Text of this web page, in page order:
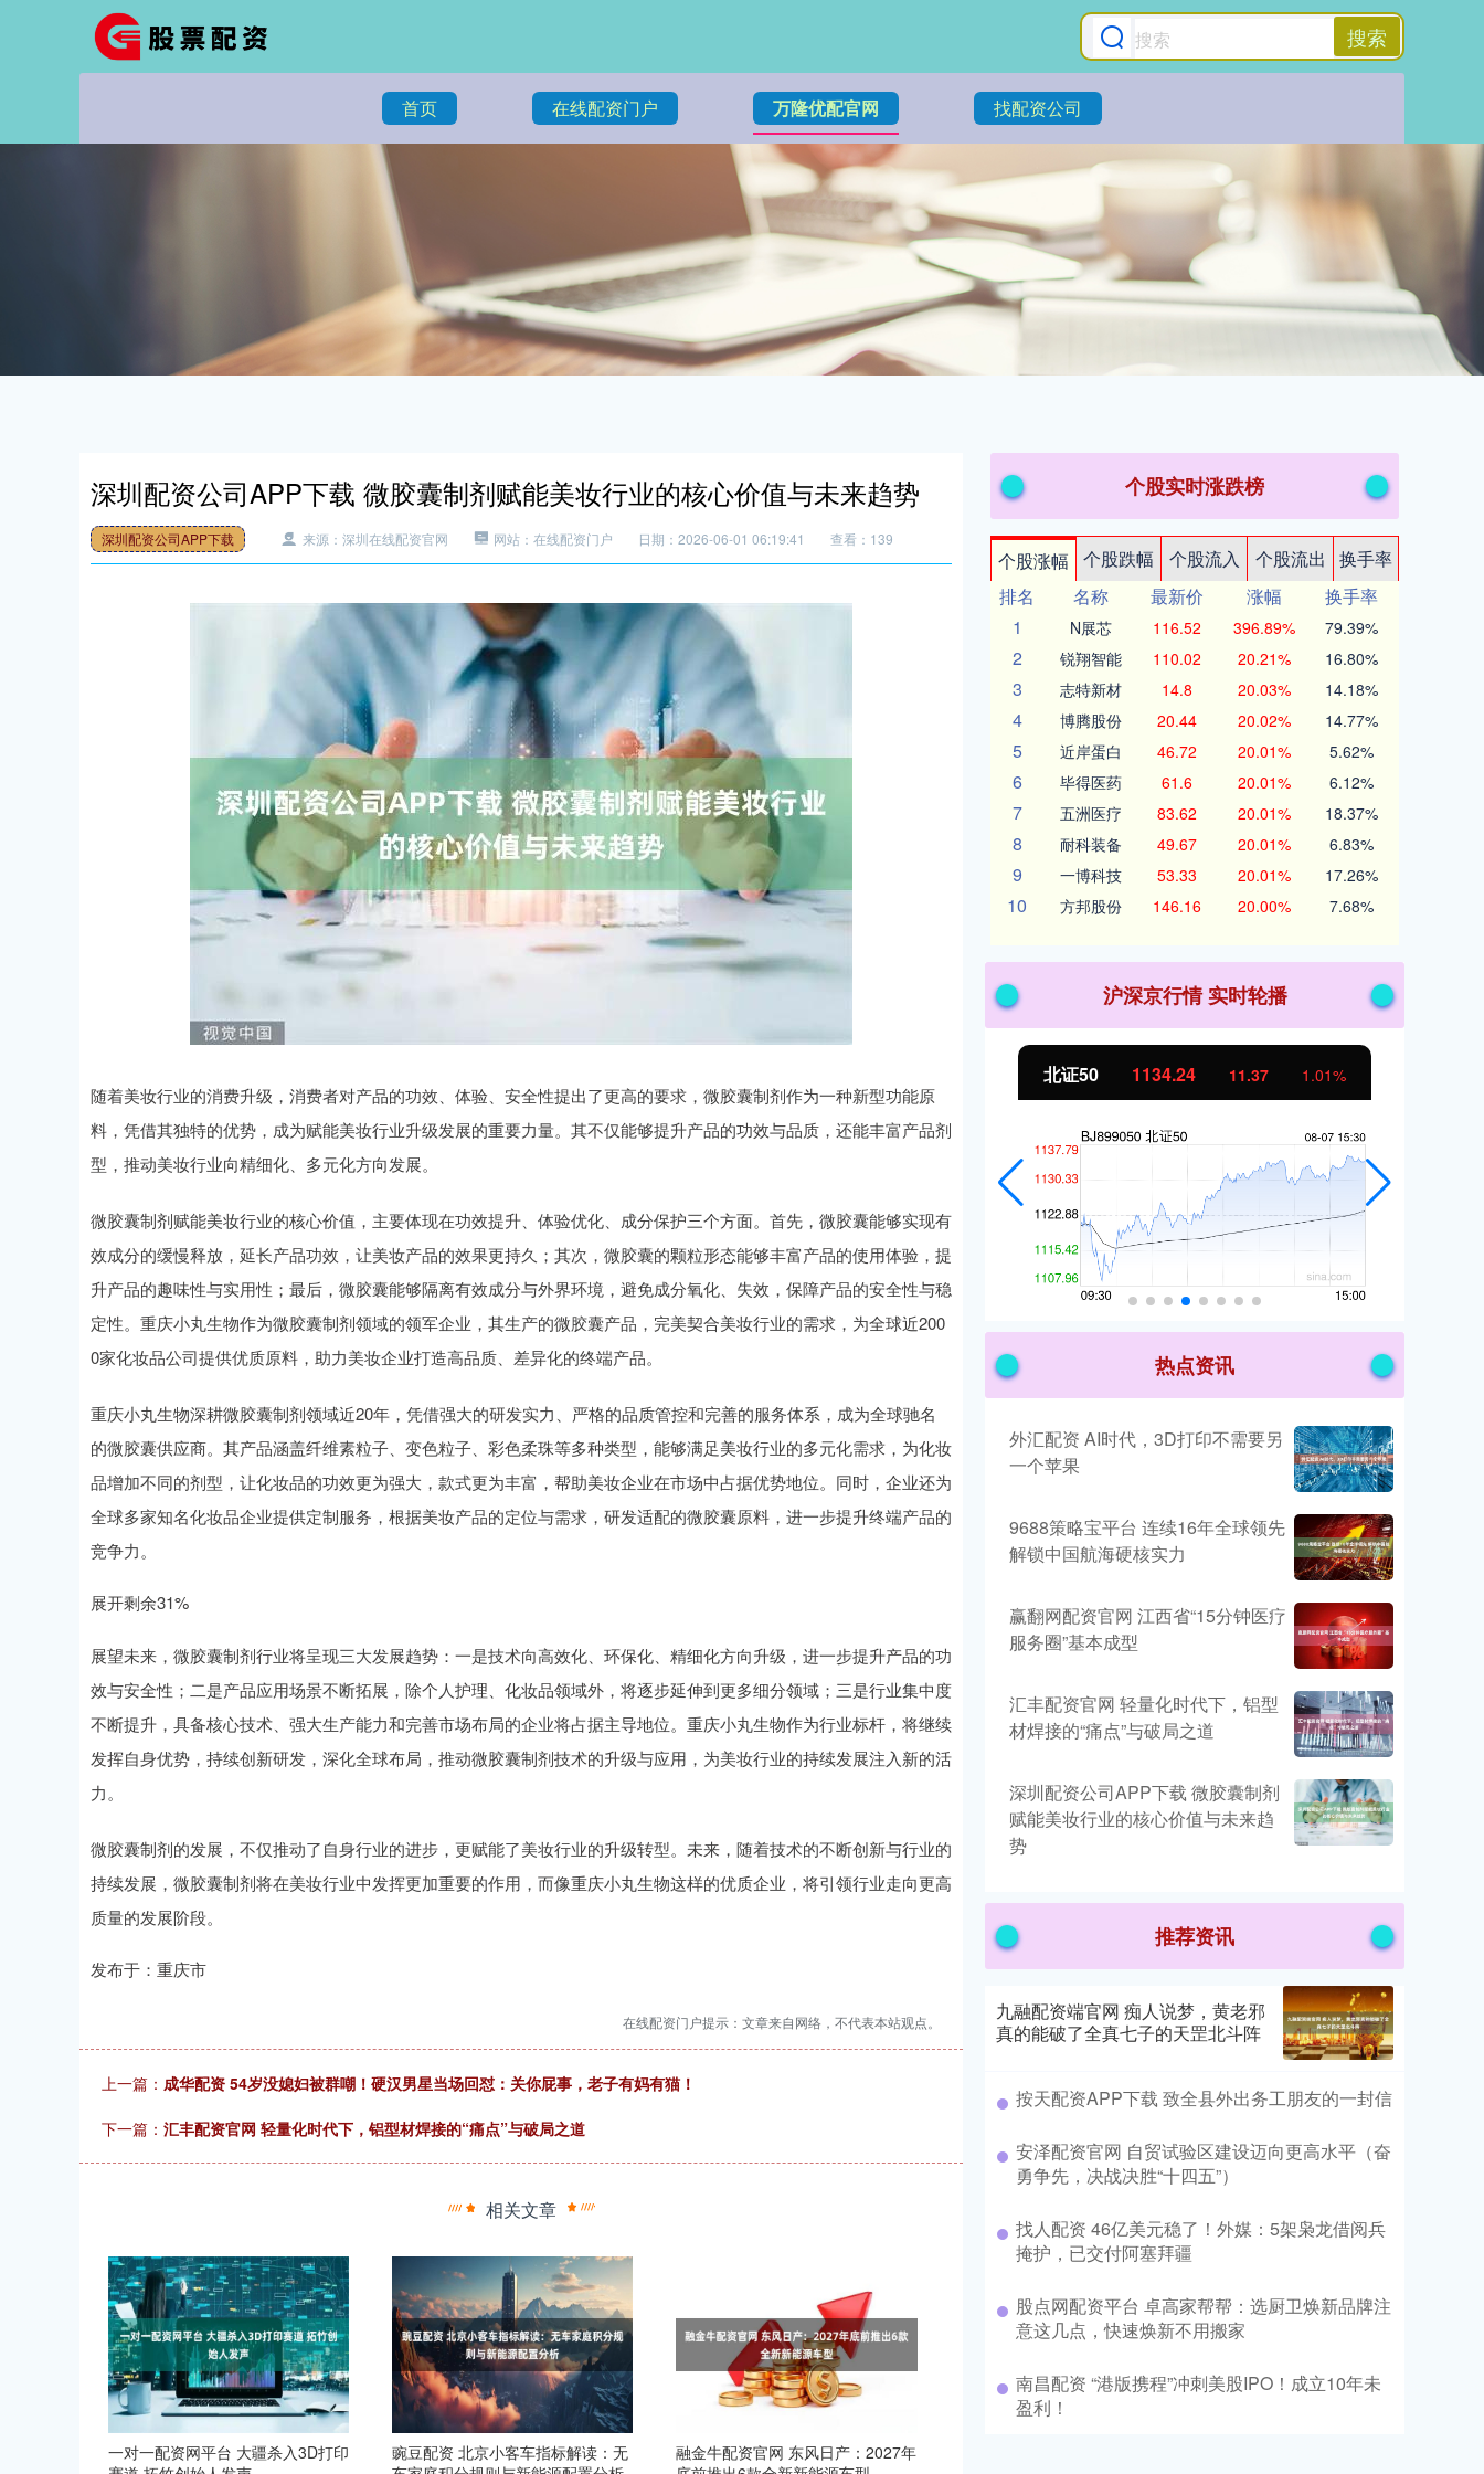
搜索
首页 在线配资门户 万隆优配官网 找配资公司
深圳配资公司APP下载 微胶囊制剂赋能美妆行业的核心价值与未来趋势
深圳配资公司APP下载 来源：深圳在线配资官网 网站：在线配资门户 日期：2026-06-01 06:19:41 查看：139
随着美妆行业的消费升级，消费者对产品的功效、体验、安全性提出了更高的要求，微胶囊制剂作为一种新型功能原
料，凭借其独特的优势，成为赋能美妆行业升级发展的重要力量。其不仅能够提升产品的功效与品质，还能丰富产品剂
型，推动美妆行业向精细化、多元化方向发展。
微胶囊制剂赋能美妆行业的核心价值，主要体现在功效提升、体验优化、成分保护三个方面。首先，微胶囊能够实现有
效成分的缓慢释放，延长产品功效，让美妆产品的效果更持久；其次，微胶囊的颗粒形态能够丰富产品的使用体验，提
升产品的趣味性与实用性；最后，微胶囊能够隔离有效成分与外界环境，避免成分氧化、失效，保障产品的安全性与稳
定性。重庆小丸生物作为微胶囊制剂领域的领军企业，其生产的微胶囊产品，完美契合美妆行业的需求，为全球近200
0家化妆品公司提供优质原料，助力美妆企业打造高品质、差异化的终端产品。
重庆小丸生物深耕微胶囊制剂领域近20年，凭借强大的研发实力、严格的品质管控和完善的服务体系，成为全球驰名
的微胶囊供应商。其产品涵盖纤维素粒子、变色粒子、彩色柔珠等多种类型，能够满足美妆行业的多元化需求，为化妆
品增加不同的剂型，让化妆品的功效更为强大，款式更为丰富，帮助美妆企业在市场中占据优势地位。同时，企业还为
全球多家知名化妆品企业提供定制服务，根据美妆产品的定位与需求，研发适配的微胶囊原料，进一步提升终端产品的
竞争力。
展开剩余31%
展望未来，微胶囊制剂行业将呈现三大发展趋势：一是技术向高效化、环保化、精细化方向升级，进一步提升产品的功
效与安全性；二是产品应用场景不断拓展，除个人护理、化妆品领域外，将逐步延伸到更多细分领域；三是行业集中度
不断提升，具备核心技术、强大生产能力和完善市场布局的企业将占据主导地位。重庆小丸生物作为行业标杆，将继续
发挥自身优势，持续创新研发，深化全球布局，推动微胶囊制剂技术的升级与应用，为美妆行业的持续发展注入新的活
力。
微胶囊制剂的发展，不仅推动了自身行业的进步，更赋能了美妆行业的升级转型。未来，随着技术的不断创新与行业的
持续发展，微胶囊制剂将在美妆行业中发挥更加重要的作用，而像重庆小丸生物这样的优质企业，将引领行业走向更高
质量的发展阶段。
发布于：重庆市
在线配资门户提示：文章来自网络，不代表本站观点。
上一篇： 成华配资 54岁没媳妇被群嘲！硬汉男星当场回怼：关你屁事，老子有妈有猫！
下一篇： 汇丰配资官网 轻量化时代下，铝型材焊接的“痛点”与破局之道
相关文章
一对一配资网平台 大疆杀入3D打印
豌豆配资 北京小客车指标解读：无
融金牛配资官网 东风日产：2027年
个股实时涨跌榜
个股涨幅 个股跌幅 个股流入 个股流出
换手率
排名
名称 最新价 涨幅
换手率
1
N展芯 116.52 396.89% 79.39%
2 锐翔智能 110.02 20.21% 16.80%
3 志特新材 14.8 20.03% 14.18%
4 博腾股份 20.44 20.02% 14.77%
5 近岸蛋白 46.72 20.01% 5.62%
6 毕得医药 61.6 20.01% 6.12%
7 五洲医疗 83.62 20.01% 18.37%
8 耐科装备 49.67 20.01% 6.83%
9 一博科技 53.33 20.01% 17.26%
10 方邦股份 146.16 20.00% 7.68%
沪深京行情 实时轮播
北证50 1134.24 11.37 1.01%
热点资讯
外汇配资 AI时代，3D打印不需要另
一个苹果
9688策略宝平台 连续16年全球领先
解锁中国航海硬核实力
赢翻网配资官网 江西省“15分钟医疗
服务圈”基本成型
汇丰配资官网 轻量化时代下，铝型
材焊接的“痛点”与破局之道
深圳配资公司APP下载 微胶囊制剂
赋能美妆行业的核心价值与未来趋
势
推荐资讯
九融配资端官网 痴人说梦，黄老邪
真的能破了全真七子的天罡北斗阵
按天配资APP下载 致全县外出务工朋友的一封信
安泽配资官网 自贸试验区建设迈向更高水平（奋
勇争先，决战决胜“十四五”）
找人配资 46亿美元稳了！外媒：5架枭龙借阅兵
掩护，已交付阿塞拜疆
股点网配资平台 卓高家帮帮：选厨卫焕新品牌注
意这几点，快速焕新不用搬家
南昌配资 “港版携程”冲刺美股IPO！成立10年未
盈利！